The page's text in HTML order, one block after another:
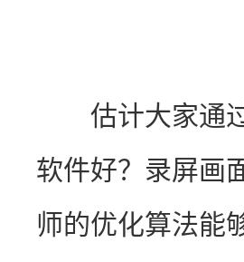
估计大家通过
软件好？录屏画
师的优化算法能